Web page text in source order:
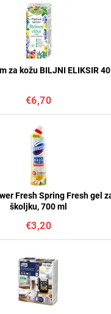
za kožu BILJNI ELIKSIR 40
€6,70
Fresh Spring Fresh gel
školjku, 700 ml
€3,20